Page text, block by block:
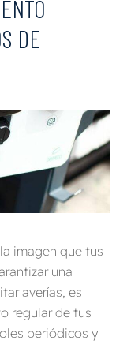
DE
imagen que tus
una
averías, es
regular de tus
periódicos y